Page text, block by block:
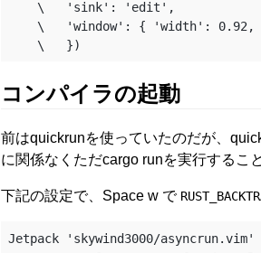
コンパイラの起動
前はquickrunを使っていたのだが、
に関係なくただcargo runを実行するこ
下記の設定で、Space w で
Jetpack 'skywind3000/asyncrun.vim'